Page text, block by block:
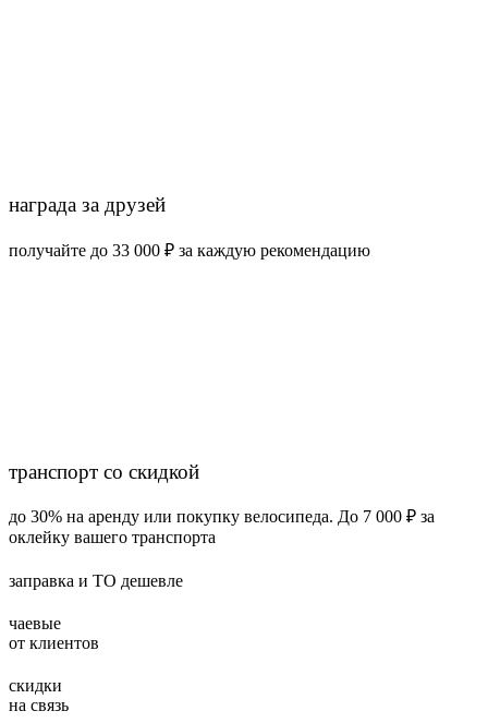
награда за друзей
получайте до 33 000 ₽ за каждую рекомендацию
транспорт со скидкой
до 30% на аренду или покупку велосипеда. До 7 000 ₽ за
оклейку вашего транспорта
заправка и ТО дешевле
чаевые
от клиентов
скидки
на связь